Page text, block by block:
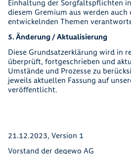
Einhaltung der Sorgfaltspflichten
diesem Gremium aus werden auch
entwickelnden Themen
5. Änderung / Aktualisierung
Diese Grundsatzerklärung wird in
überprüft, fortgeschrieben und
Umstände und Prozesse zu
jeweils aktuellen Fassung auf
veröffentlicht.
21.12.2023, Version 1
Vorstand der degewo AG